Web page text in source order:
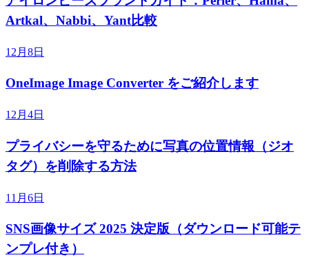
Artkal、Nabbi、Yant比較
12月8日
OneImage Image Converter をご紹介します
12月4日
プライバシーを守るために写真の位置情報（ジオ
タグ）を削除する方法
11月6日
SNS画像サイズ 2025 決定版（ダウンロード可能テ
ンプレ付き）